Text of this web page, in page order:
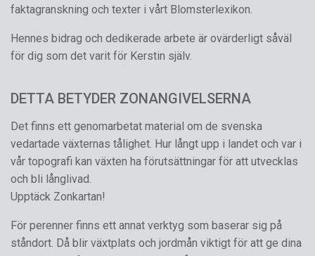
faktagranskning och texter i vårt Blomsterlexikon.
Hennes bidrag och dedikerade arbete är ovärderligt såväl
för dig som det varit för Kerstin själv.
DETTA BETYDER ZONANGIVELSERNA
Det finns ett genomarbetat material om de svenska
vedartade växternas tålighet. Hur långt upp i landet och var i
vår topografi kan växten ha förutsättningar för att utvecklas
och bli långlivad.
Upptäck Zonkartan!
För perenner finns ett annat verktyg som baserar sig på
ståndort. Då blir växtplats och jordmån viktigt för att ge dina